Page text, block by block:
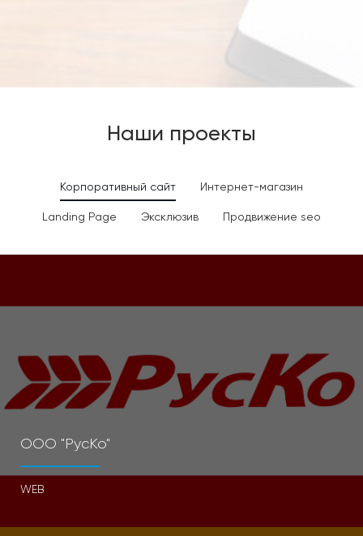
Наши проекты
Корпоративный сайт Интернет-магазин
Landing Page Эксклюзив Продвижение seo
ООО "РусКо"
WEB